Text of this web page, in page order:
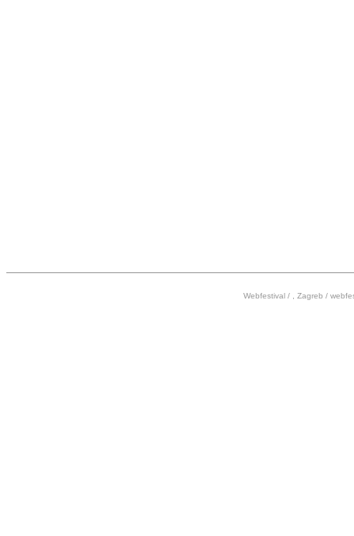
Webfestival / , Zagreb /